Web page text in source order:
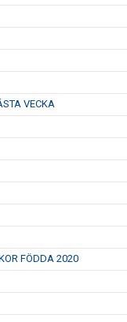
VECKA
FÖDDA 2020